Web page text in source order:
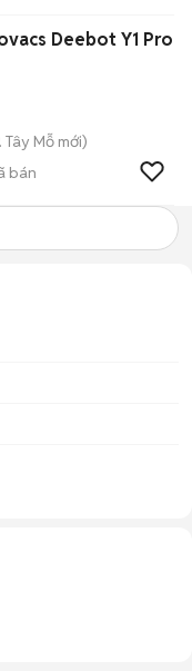
Deebot Y1 Pro
Tây Mỗ mới)
bán